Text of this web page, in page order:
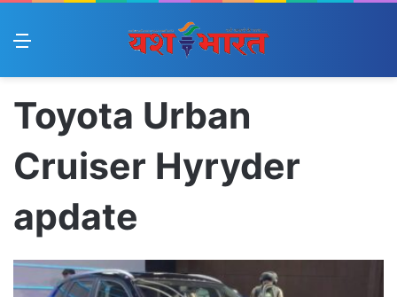
Menu
Toyota Urban
Cruiser Hyryder
apdate